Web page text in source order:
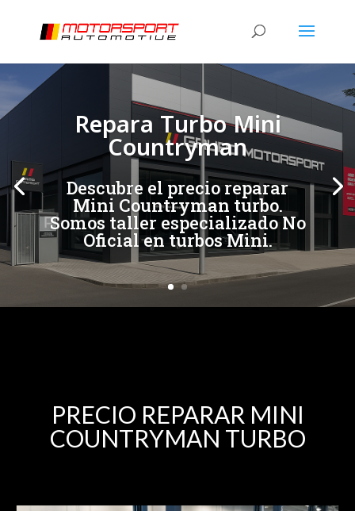
Repara Turbo Mini
Countryman
Descubre el precio reparar
Mini Countryman turbo.
Somos taller especializado No
Oficial en turbos Mini.
[/et_pb_slide] [/et_pb_slide]
PRECIO REPARAR MINI
COUNTRYMAN TURBO